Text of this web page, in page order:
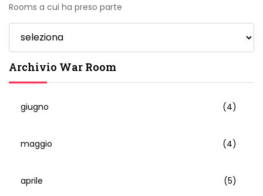
Rooms a cui ha preso parte
Archivio War Room
giugno (4)
maggio (4)
aprile (5)